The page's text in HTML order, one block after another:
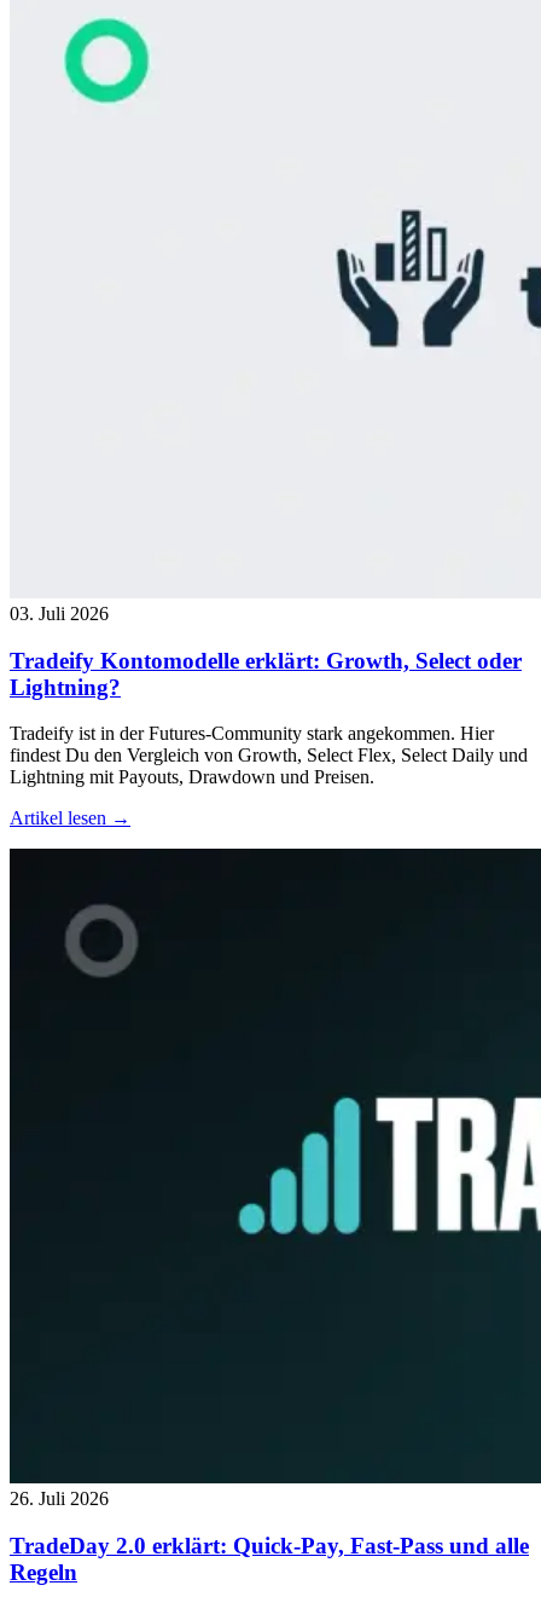
03. Juli 2026
Tradeify Kontomodelle erklärt: Growth, Select oder
Lightning?
Tradeify ist in der Futures-Community stark angekommen. Hier
findest Du den Vergleich von Growth, Select Flex, Select Daily und
Lightning mit Payouts, Drawdown und Preisen.
Artikel lesen →
26. Juli 2026
TradeDay 2.0 erklärt: Quick-Pay, Fast-Pass und alle
Regeln